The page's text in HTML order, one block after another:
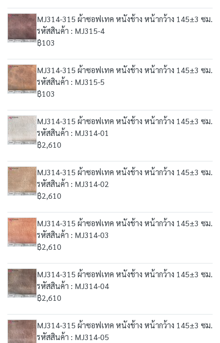
MJ314-315 ผ้าซอฟเทค หนังช้าง หน้ากว้าง 145±3 ซม.
รหัสสินค้า : MJ315-4
฿103
MJ314-315 ผ้าซอฟเทค หนังช้าง หน้ากว้าง 145±3 ซม.
รหัสสินค้า : MJ315-5
฿103
MJ314-315 ผ้าซอฟเทค หนังช้าง หน้ากว้าง 145±3 ซม.
รหัสสินค้า : MJ314-01
฿2,610
MJ314-315 ผ้าซอฟเทค หนังช้าง หน้ากว้าง 145±3 ซม.
รหัสสินค้า : MJ314-02
฿2,610
MJ314-315 ผ้าซอฟเทค หนังช้าง หน้ากว้าง 145±3 ซม.
รหัสสินค้า : MJ314-03
฿2,610
MJ314-315 ผ้าซอฟเทค หนังช้าง หน้ากว้าง 145±3 ซม.
รหัสสินค้า : MJ314-04
฿2,610
MJ314-315 ผ้าซอฟเทค หนังช้าง หน้ากว้าง 145±3 ซม.
รหัสสินค้า : MJ314-05